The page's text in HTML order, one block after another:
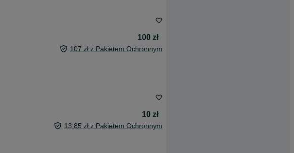
100 zł
107 zł z Pakietem Ochronnym
10 zł
13,85 zł z Pakietem Ochronnym